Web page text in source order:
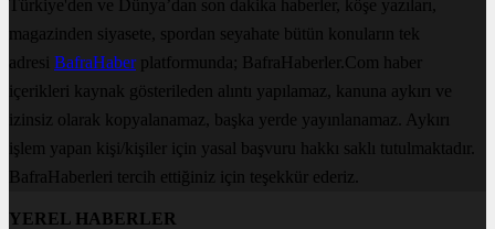
Türkiye'den ve Dünya’dan son dakika haberler, köşe yazıları,
magazinden siyasete, spordan seyahate bütün konuların tek
adresi BafraHaberplatformunda; BafraHaberler.Com haber
içerikleri kaynak gösterileden alıntı yapılamaz, kanuna aykırı ve
izinsiz olarak kopyalanamaz, başka yerde yayınlanamaz. Aykırı
işlem yapan kişi/kişiler için yasal başvuru hakkı saklı tutulmaktadır.
BafraHaberleri tercih ettiğiniz için teşekkür ederiz.
YEREL HABERLER